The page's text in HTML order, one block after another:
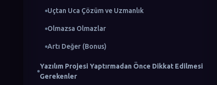
Uçtan Uca Çözüm ve Uzmanlık
Olmazsa Olmazlar
Artı Değer (Bonus)
Yazılım Projesi Yaptırmadan Önce Dikkat Edilmesi
Gerekenler